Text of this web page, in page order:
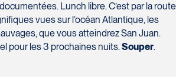
Lunch libre. C’est par la route
vues sur l’océan Atlantique, les
que vous atteindrez San Juan.
pour les 3 prochaines nuits.Souper.
- Suite 104
800-640-1882